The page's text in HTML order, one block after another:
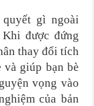
gì ngoài
được đứng
thay đổi tích
và giúp bạn bè
vọng vào
của bản